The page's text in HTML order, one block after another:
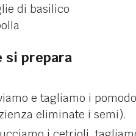
di basilico
si prepara
e tagliamo i
eliminate i semi).